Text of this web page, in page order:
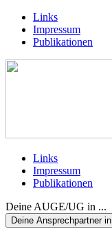
Links
Impressum
Publikationen
Links
Impressum
Publikationen
Deine AUGE/UG in ...
Deine Ansprechpartner in